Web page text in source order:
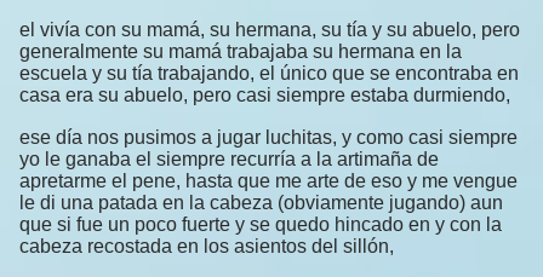
el vivía con su mamá, su hermana, su tía y su abuelo, pero
generalmente su mamá trabajaba su hermana en la
escuela y su tía trabajando, el único que se encontraba en
casa era su abuelo, pero casi siempre estaba durmiendo,
ese día nos pusimos a jugar luchitas, y como casi siempre
yo le ganaba el siempre recurría a la artimaña de
apretarme el pene, hasta que me arte de eso y me vengue
le di una patada en la cabeza (obviamente jugando) aun
que si fue un poco fuerte y se quedo hincado en y con la
cabeza recostada en los asientos del sillón,